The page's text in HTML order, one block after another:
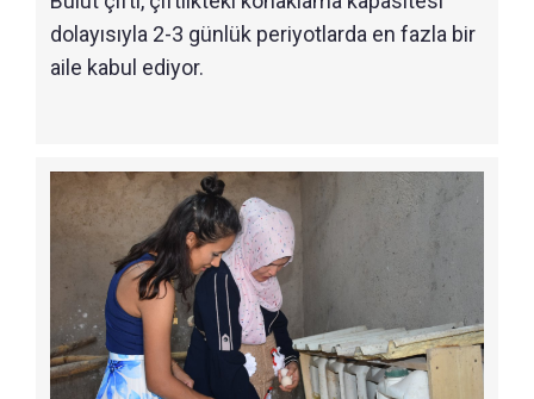
dolayısıyla 2-3 günlük periyotlarda en fazla bir
aile kabul ediyor.